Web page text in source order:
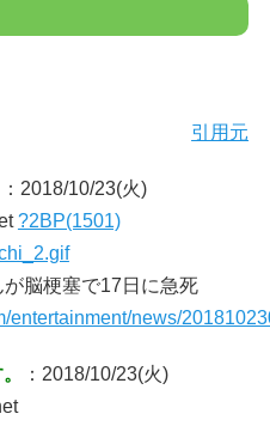
引用元
：2018/10/23(火)
?2BP(1501)
脳梗塞で17日に急死
entertainment/news/
：2018/10/23(火)